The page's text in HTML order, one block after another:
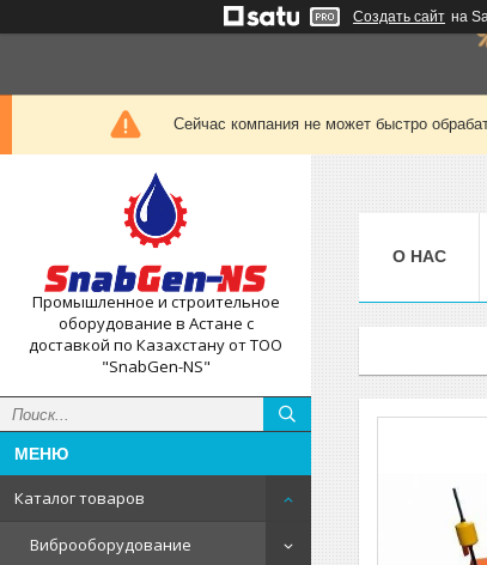
Создать сайт на
Сейчас компания не может быстро
Промышленное и строительное
оборудование в Астане с
доставкой по Казахстану от ТОО
"SnabGen-NS"
Каталог товаров
Виброоборудование
О НАС